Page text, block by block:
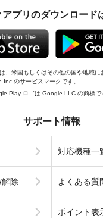
プリのダウンロード
、米国もしくはその他の国や地域
のサービスマークです。
Play ロゴは Google LLC の商標で
サポート情報
対応機種一
除 よくある質
ポイント表